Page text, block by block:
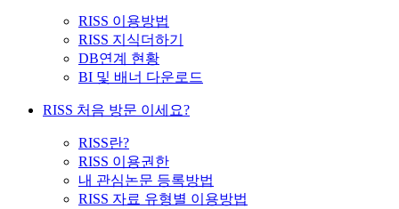
RISS 이용방법
RISS 지식더하기
DB연계 현황
BI 및 배너 다운로드
RISS 처음 방문 이세요?
RISS란?
RISS 이용권한
내 관심논문 등록방법
RISS 자료 유형별 이용방법